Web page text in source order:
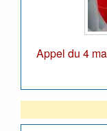
Appel du 4